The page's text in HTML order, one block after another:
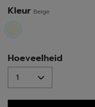
Kleur Beige
selected
Hoeveelheid